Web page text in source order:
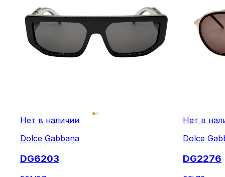
Нет в наличии
Dolce Gabbana
DG6203
Нет в
Dolce
DG2276